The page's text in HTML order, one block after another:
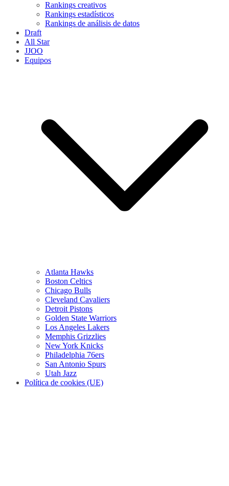
Rankings creativos
Rankings estadísticos
Rankings de análisis de datos
Draft
All Star
JJOO
Equipos
Atlanta Hawks
Boston Celtics
Chicago Bulls
Cleveland Cavaliers
Detroit Pistons
Golden State Warriors
Los Angeles Lakers
Memphis Grizzlies
New York Knicks
Philadelphia 76ers
San Antonio Spurs
Utah Jazz
Política de cookies (UE)